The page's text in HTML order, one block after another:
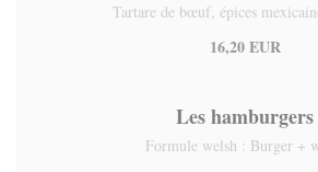
Tartare de bœuf, épices
16,20 EUR
Les hamburgers
Formule welsh : Burger +